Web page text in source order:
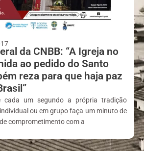
da CNBB: “A Igreja no
ao pedido do Santo
reza para que haja paz
cada um segundo a própria tradição
ou em grupo faça um minuto de
comprometimento com a